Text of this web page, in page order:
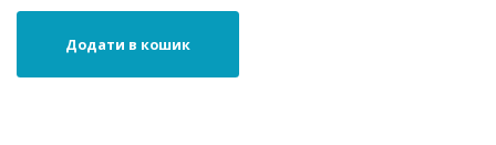
Додати в кошик